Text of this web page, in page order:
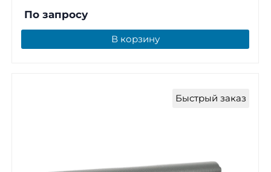
По запросу
В корзину
Быстрый заказ